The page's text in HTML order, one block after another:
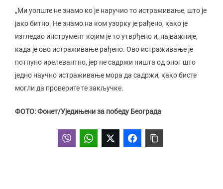
„Ми уопште не знамо ко је наручио то истраживање, што је
јако битно. Не знамо на ком узорку је рађено, како је
изгледао инструмент којим је то утврђено и, најважније,
када је ово истраживање рађено. Ово истраживање је
потпуно ирелевантно, јер не садржи ништа од оног што
једно научно истраживање мора да садржи, како бисте
могли да проверите те закључке.
ФОТО: Фонет/Уједињени за победу Београда